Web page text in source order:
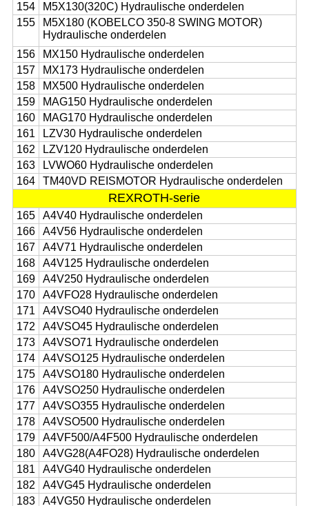
154
M5X130(320C) Hydraulische onderdelen
155
M5X180 (KOBELCO 350-8 SWING MOTOR)
Hydraulische onderdelen
156
MX150 Hydraulische onderdelen
157
MX173 Hydraulische onderdelen
158
MX500 Hydraulische onderdelen
159
MAG150 Hydraulische onderdelen
160
MAG170 Hydraulische onderdelen
161
LZV30 Hydraulische onderdelen
162
LZV120 Hydraulische onderdelen
163
LVWO60 Hydraulische onderdelen
164
TM40VD REISMOTOR Hydraulische onderdelen
REXROTH-serie
165
A4V40 Hydraulische onderdelen
166
A4V56 Hydraulische onderdelen
167
A4V71 Hydraulische onderdelen
168
A4V125 Hydraulische onderdelen
169
A4V250 Hydraulische onderdelen
170
A4VFO28 Hydraulische onderdelen
171
A4VSO40 Hydraulische onderdelen
172
A4VSO45 Hydraulische onderdelen
173
A4VSO71 Hydraulische onderdelen
174
A4VSO125 Hydraulische onderdelen
175
A4VSO180 Hydraulische onderdelen
176
A4VSO250 Hydraulische onderdelen
177
A4VSO355 Hydraulische onderdelen
178
A4VSO500 Hydraulische onderdelen
179
A4VF500/A4F500 Hydraulische onderdelen
180
A4VG28(A4FO28) Hydraulische onderdelen
181
A4VG40 Hydraulische onderdelen
182
A4VG45 Hydraulische onderdelen
183
A4VG50 Hydraulische onderdelen